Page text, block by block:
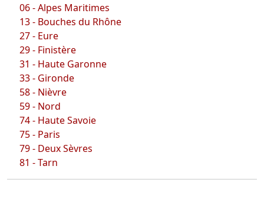
06 - Alpes Maritimes
13 - Bouches du Rhône
27 - Eure
29 - Finistère
31 - Haute Garonne
33 - Gironde
58 - Nièvre
59 - Nord
74 - Haute Savoie
75 - Paris
79 - Deux Sèvres
81 - Tarn